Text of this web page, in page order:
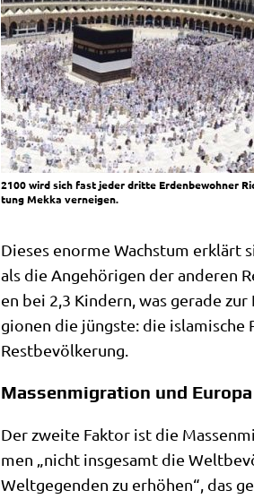
2100 wird sich fast jeder drit­te Erden­be­woh­ner
tung Mek­ka verneigen.
Die­ses enor­me Wachs­tum erklärt
als die Ange­hö­ri­gen der ande­ren
en bei 2,3 Kin­dern, was gera­de
gio­nen die jüng­ste: die isla­mi­sche
Restbevölkerung.
Massenmigration und Europa
Der zwei­te Fak­tor ist die
men „nicht ins­ge­samt die
Welt­ge­gen­den zu erhö­hen“, das